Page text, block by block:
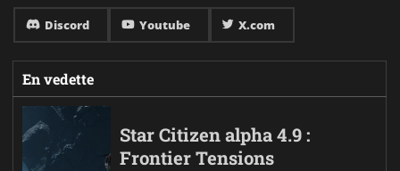
Discord Youtube X.com
En vedette
Star Citizen alpha 4.9 :
Frontier Tensions